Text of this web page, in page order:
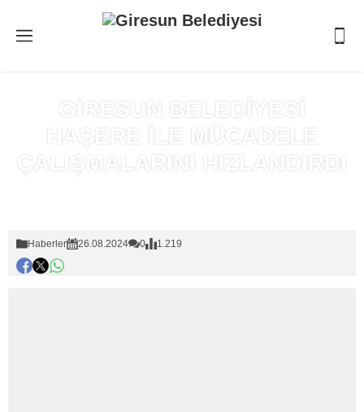
GİRESUN BELEDİYESİ
HAŞERE İLE MÜCADELE
ÇALIŞMALARINI HIZLANDIRDI
Haberler 26.08.2024 0 1.219